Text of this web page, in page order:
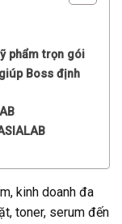
phẩm trọn gói
Boss định
kinh doanh đa
toner, serum đến